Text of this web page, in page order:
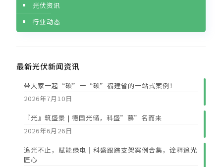
光伏资讯
行业动态
最新光伏新闻资讯
带大家一起“碳”一“碳”福建省的一站式案例！
2026年7月10日
『光』筑盛景 | 德国光储，科盛”慕”名而来
2026年6月26日
追光不止，赋能绿电｜科盛跟踪支架案例合集，诠释追光
匠心